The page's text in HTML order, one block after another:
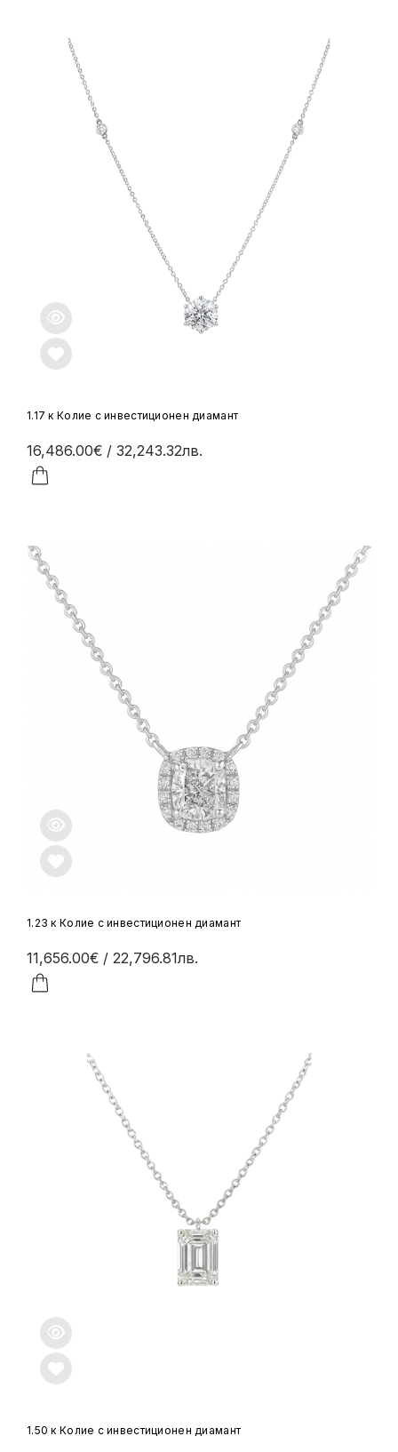
1.17 к Колие с инвестиционен диамант
16,486.00€ / 32,243.32лв.
1.23 к Колие с инвестиционен диамант
11,656.00€ / 22,796.81лв.
1.50 к Колие с инвестиционен диамант